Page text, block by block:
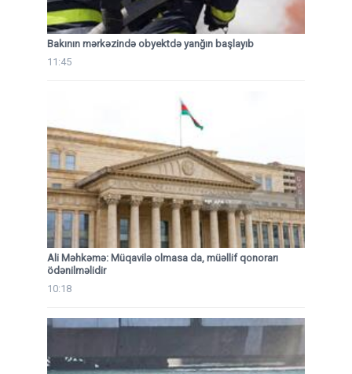
Bakının mərkəzində obyektdə yanğın başlayıb
11:45
Ali Məhkəmə: Müqavilə olmasa da, müəllif qonorarı
ödənilməlidir
10:18